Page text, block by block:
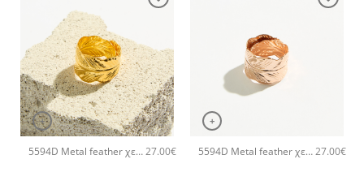
+
5594D Metal feather χειροποίητο δαχτυλιδι Catherine bijoux Χρυσό27.00€
+
5594D Metal feather χειροποίητο δαχτυλιδι Catherine bijoux Ροζ χρυσό27.00€